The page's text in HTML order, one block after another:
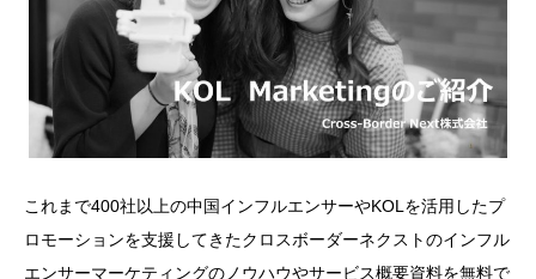
これまで400社以上の中国インフルエンサーやKOLを活用したプ
ロモーションを支援してきたクロスボーダーネクストのインフル
エンサーマーケティングのノウハウやサービス概要資料を無料で